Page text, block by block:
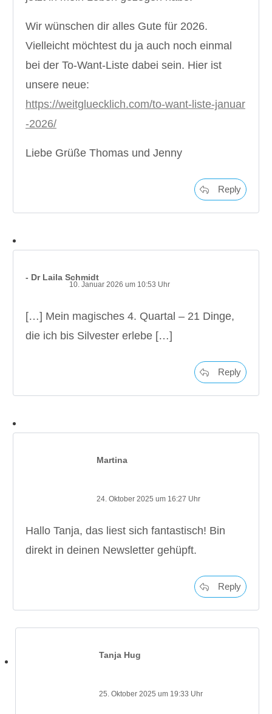
Montags-Mut-Magie für Macherinnen #9
Wir wünschen dir alles Gute für 2026.
Vielleicht möchtest du ja auch noch einmal
bei der To-Want-Liste dabei sein. Hier ist
unsere neue:
https://weitgluecklich.com/to-want-liste-januar
-2026/
Liebe Grüße Thomas und Jenny
Reply
- Dr Laila Schmidt
10. Januar 2026 um 10:53 Uhr
[…] Mein magisches 4. Quartal – 21 Dinge,
die ich bis Silvester erlebe […]
Reply
Martina
24. Oktober 2025 um 16:27 Uhr
Hallo Tanja, das liest sich fantastisch! Bin
direkt in deinen Newsletter gehüpft.
Reply
Tanja Hug
25. Oktober 2025 um 19:33 Uhr